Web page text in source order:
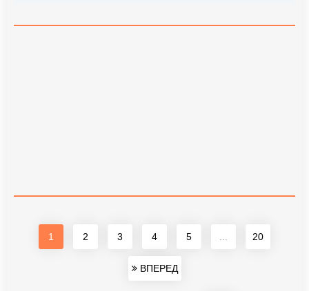
1 2 3 4 5 20
ВПЕРЕД